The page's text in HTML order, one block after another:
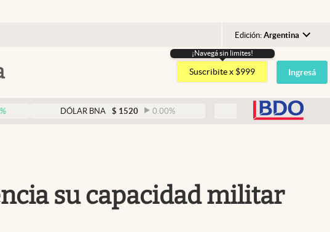
Edición: Argentina
Argentina
España
USA
¡Navegá sin limites!
Suscribite x $999 Ingresá
DÓLAR BNA $ 1520 0.00% $ 1525
su capacidad militar